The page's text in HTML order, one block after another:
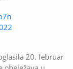
20. februar